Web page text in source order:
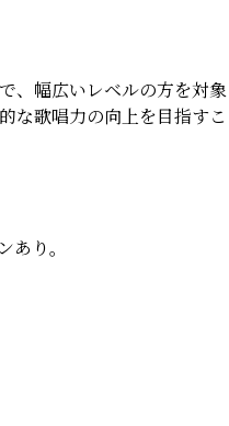
、幅広いレベルの方を対象
な歌唱力の向上を目指すこ
り。